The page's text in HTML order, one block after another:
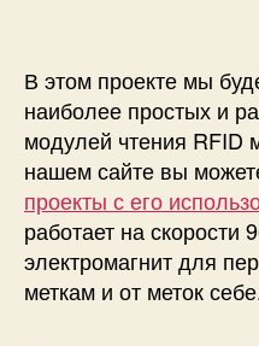
В этом проекте мы
наиболее простых и
модулей чтения RFID
нашем сайте вы
проекты с его
работает на скорости
электромагнит для
меткам и от меток